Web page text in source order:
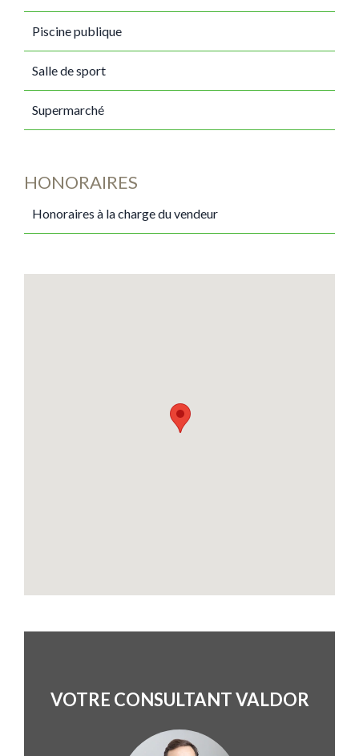
Piscine publique
Salle de sport
Supermarché
HONORAIRES
Honoraires à la charge du vendeur
VOTRE CONSULTANT VALDOR